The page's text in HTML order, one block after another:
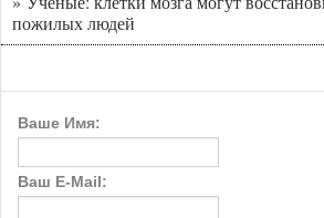
пожилых людей
Ваше Имя:
Ваш E-Mail: